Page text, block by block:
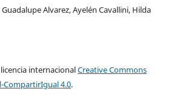
Alvarez, Ayelén Cavallini, Hilda
internacionalCreative Commons
CompartirIgual 4.0.